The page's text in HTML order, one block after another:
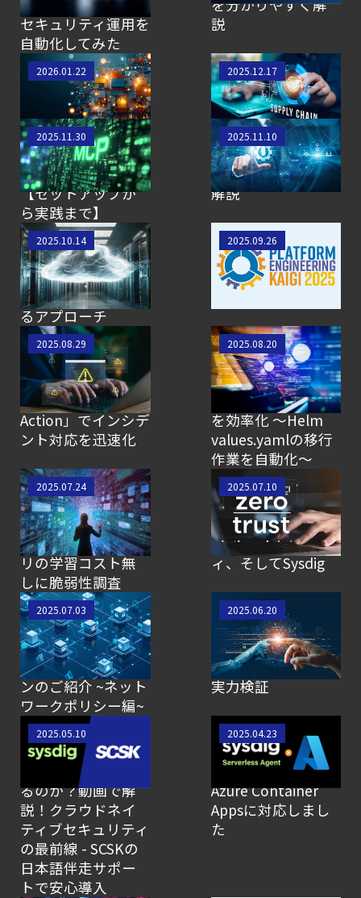
「Automation」で
セキュリティ運用を
自動化してみた
を分かりやすく解
説
FIM Policyで可視化
する コンテナ内フ
ァイルの変更
2026.01.22
Sysdigのサプライチ
ェーンポリシーを試
してみる
2025.12.17
Sysdig MCP Server
x Claude Desktop
を試してみました
【セットアップか
ら実践まで】
2025.11.30
Sysdig運用の基本！
トラブルシューティ
ングのポイントを
解説
2025.11.10
クラウドにおける
サーバーレスワー
クロードの保護：
Sysdig Secureによ
るアプローチ
2025.10.14
Platform
Engineering Kaigi
2025 参加レポート
2025.09.26
検知から対応をシ
ームレスに！
Sysdigの新機能
「Response
Action」でインシデ
ント対応を迅速化
2025.08.29
【SCSK技術者によ
るブログ】生成AIで
Sysdigエージェント
のアップグレード
を効率化 〜Helm
values.yamlの移行
作業を自動化〜
2025.08.20
【SCSK技術者によ
るブログ】Sysdigの
「Search」機能を
体験！生成AIでクエ
リの学習コスト無
しに脆弱性調査
2025.07.24
【SCSK技術者によ
るブログ】ゼロト
ラスト文脈でのク
ラウドセキュリテ
ィ、そしてSysdig
2025.07.10
【SCSK技術者によ
るブログ】Sysdigと
組み合わせて効果
的なソリューショ
ンのご紹介 ~ネット
ワークポリシー編~
2025.07.03
【SCSK技術者によ
るブログ】生成AIで
過検知対策を効率
化！Sysdig Sageの
実力検証
2025.06.20
【SCSK技術者によ
るブログ】なぜ
今、Sysdigが選ばれ
るのか？動画で解
説！クラウドネイ
ティブセキュリティ
の最前線 - SCSKの
日本語伴走サポー
トで安心導入
2025.05.10
【SCSK技術者によ
るブログ】
Serverless Agentが
Azure Container
Appsに対応しまし
た
2025.04.23